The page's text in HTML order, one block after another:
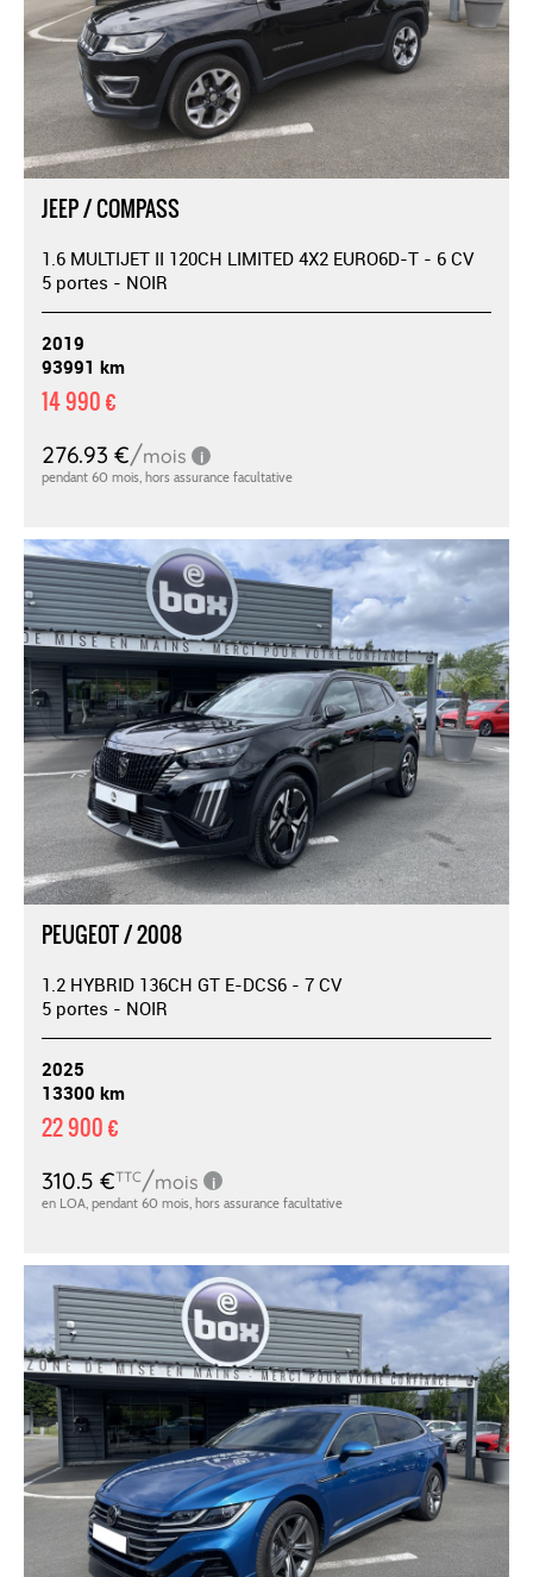
JEEP / COMPASS
1.6 MULTIJET II 120CH LIMITED 4X2 EURO6D-T - 6 CV
5 portes - NOIR
2019
93991 km
14 990 €
PEUGEOT / 2008
1.2 HYBRID 136CH GT E-DCS6 - 7 CV
5 portes - NOIR
2025
13300 km
22 900 €